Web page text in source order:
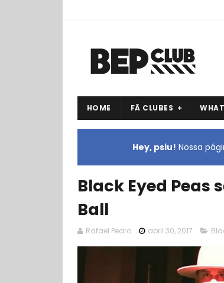
HOME FÃ CLUBES
Hey, psiu! Nossa
Black Eyed Peas
Ball
Rafael Pedro abril 30, 2017